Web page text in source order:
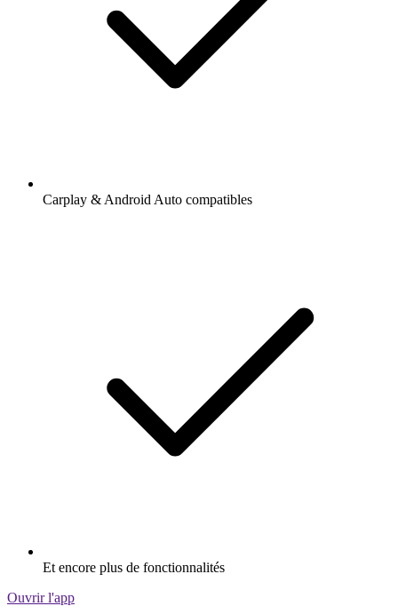
Carplay & Android Auto compatibles
Et encore plus de fonctionnalités
Ouvrir l'app